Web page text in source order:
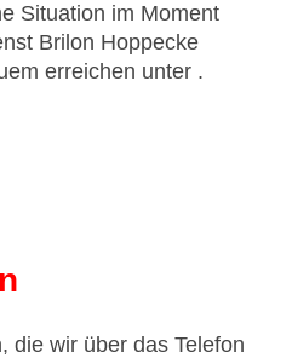
Situation im Moment
Brilon Hoppecke
erreichen unter .
die wir über das Telefon